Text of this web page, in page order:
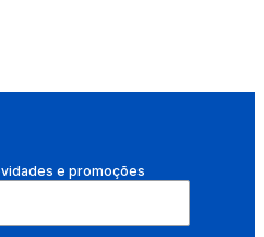
e promoções